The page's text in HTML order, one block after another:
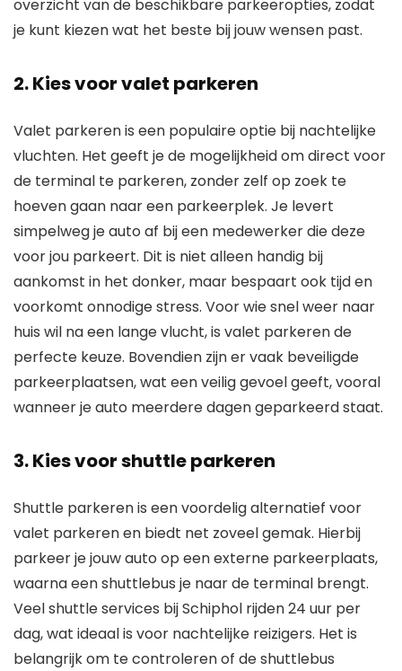
overzicht van de beschikbare parkeeropties, zodat
je kunt kiezen wat het beste bij jouw wensen past.
2. Kies voor valet parkeren
Valet parkeren is een populaire optie bij nachtelijke
vluchten. Het geeft je de mogelijkheid om direct voor
de terminal te parkeren, zonder zelf op zoek te
hoeven gaan naar een parkeerplek. Je levert
simpelweg je auto af bij een medewerker die deze
voor jou parkeert. Dit is niet alleen handig bij
aankomst in het donker, maar bespaart ook tijd en
voorkomt onnodige stress. Voor wie snel weer naar
huis wil na een lange vlucht, is valet parkeren de
perfecte keuze. Bovendien zijn er vaak beveiligde
parkeerplaatsen, wat een veilig gevoel geeft, vooral
wanneer je auto meerdere dagen geparkeerd staat.
3. Kies voor shuttle parkeren
Shuttle parkeren is een voordelig alternatief voor
valet parkeren en biedt net zoveel gemak. Hierbij
parkeer je jouw auto op een externe parkeerplaats,
waarna een shuttlebus je naar de terminal brengt.
Veel shuttle services bij Schiphol rijden 24 uur per
dag, wat ideaal is voor nachtelijke reizigers. Het is
belangrijk om te controleren of de shuttlebus